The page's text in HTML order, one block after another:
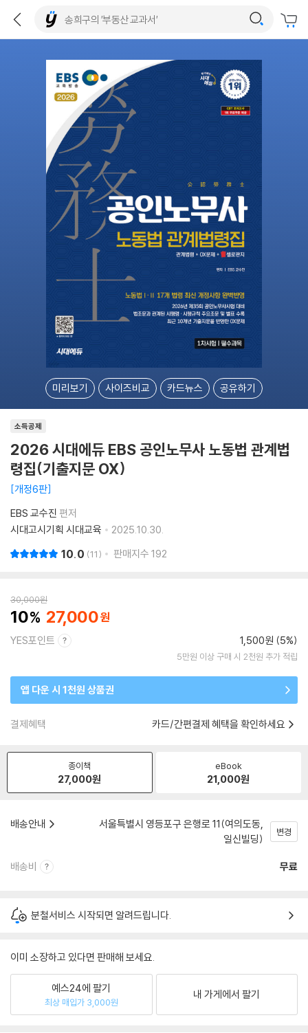
미리보기 사이즈비교 카드뉴스 공유하기
소득공제
2026 시대에듀 EBS 공인노무사 노동법 관계법
령집(기출지문 OX)
개정6판
EBS 교수진 편저
시대고시기획 시대교육
2025.10.30.
10.0 11 판매지수 192
30,000원
10 27,000
YES포인트 1,500원 (5%)
5만원 이상 구매 시 2천원 추가 적립
앱 다운 시 1천원 상품권
결제혜택 카드/간편결제 혜택을 확인하세요
종이책
27,000원
eBook
21,000원
배송안내
서울특별시 영등포구 은행로 11(여의도동,
일신빌딩)
변경
배송비 무료
분철서비스 시작되면 알려드립니다.
이미 소장하고 있다면 판매해 보세요.
예스24에 팔기
최상 매입가 3,000원
내 가게에서 팔기